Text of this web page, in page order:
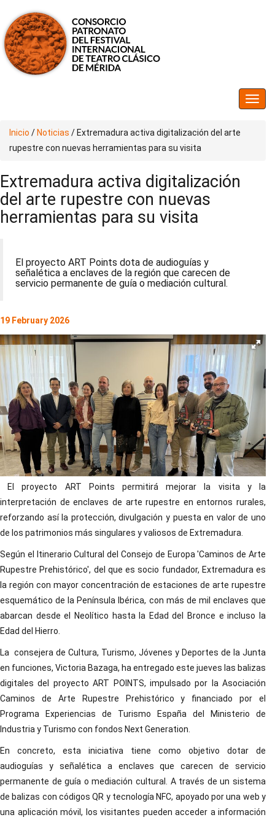
Inicio / Noticias / Extremadura activa digitalización del arte
rupestre con nuevas herramientas para su visita
Extremadura activa digitalización
del arte rupestre con nuevas
herramientas para su visita
El proyecto ART Points dota de audioguías y
señalética a enclaves de la región que carecen de
servicio permanente de guía o mediación cultural.
19 February 2026
El proyecto ART Points permitirá mejorar la visita y la
interpretación de enclaves de arte rupestre en entornos rurales,
reforzando así la protección, divulgación y puesta en valor de uno
de los patrimonios más singulares y valiosos de Extremadura.
Según el Itinerario Cultural del Consejo de Europa 'Caminos de Arte
Rupestre Prehistórico', del que es socio fundador, Extremadura es
la región con mayor concentración de estaciones de arte rupestre
esquemático de la Península Ibérica, con más de mil enclaves que
abarcan desde el Neolítico hasta la Edad del Bronce e incluso la
Edad del Hierro.
La consejera de Cultura, Turismo, Jóvenes y Deportes de la Junta
en funciones, Victoria Bazaga, ha entregado este jueves las balizas
digitales del proyecto ART POINTS, impulsado por la Asociación
Caminos de Arte Rupestre Prehistórico y financiado por el
Programa Experiencias de Turismo España del Ministerio de
Industria y Turismo con fondos Next Generation.
En concreto, esta iniciativa tiene como objetivo dotar de
audioguías y señalética a enclaves que carecen de servicio
permanente de guía o mediación cultural. A través de un sistema
de balizas con códigos QR y tecnología NFC, apoyado por una web y
una aplicación móvil, los visitantes pueden acceder a información